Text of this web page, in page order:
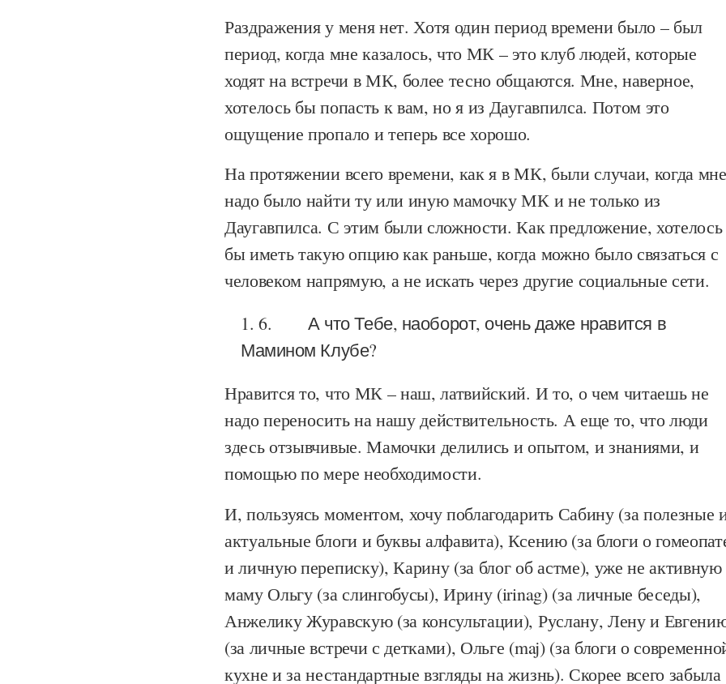
Раздражения у меня нет. Хотя один период времени было – был
период, когда мне казалось, что МК – это клуб людей, которые
ходят на встречи в МК, более тесно общаются. Мне, наверное,
хотелось бы попасть к вам, но я из Даугавпилса. Потом это
ощущение пропало и теперь все хорошо.
На протяжении всего времени, как я в МК, были случаи, когда мне
надо было найти ту или иную мамочку МК и не только из
Даугавпилса. С этим были сложности. Как предложение, хотелось
бы иметь такую опцию как раньше, когда можно было связаться с
человеком напрямую, а не искать через другие социальные сети.
6.А что Тебе, наоборот, очень даже нравится в
Мамином Клубе?
Нравится то, что МК – наш, латвийский. И то, о чем читаешь не
надо переносить на нашу действительность. А еще то, что люди
здесь отзывчивые. Мамочки делились и опытом, и знаниями, и
помощью по мере необходимости.
И, пользуясь моментом, хочу поблагодарить Сабину (за полезные
актуальные блоги и буквы алфавита), Ксению (за блоги о
и личную переписку), Карину (за блог об астме), уже не активную
маму Ольгу (за слингобусы), Ирину (irinag) (за личные беседы),
Анжелику Журавскую (за консультации), Руслану, Лену и
(за личные встречи с детками), Ольге (maj) (за блоги о
кухне и за нестандартные взгляды на жизнь). Скорее всего забыла